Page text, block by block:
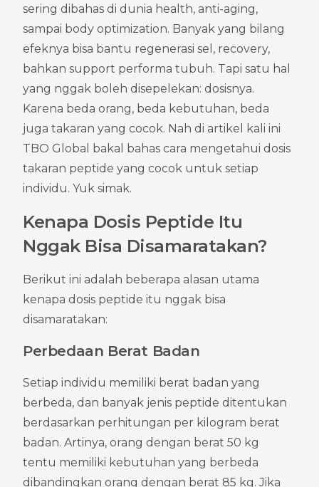
sering dibahas di dunia health, anti-aging,
sampai body optimization. Banyak yang bilang
efeknya bisa bantu regenerasi sel, recovery,
bahkan support performa tubuh. Tapi satu hal
yang nggak boleh disepelekan: dosisnya.
Karena beda orang, beda kebutuhan, beda
juga takaran yang cocok. Nah di artikel kali ini
TBO Global bakal bahas cara mengetahui dosis
takaran peptide yang cocok untuk setiap
individu. Yuk simak.
Kenapa Dosis Peptide Itu
Nggak Bisa Disamaratakan?
Berikut ini adalah beberapa alasan utama
kenapa dosis peptide itu nggak bisa
disamaratakan:
Perbedaan Berat Badan
Setiap individu memiliki berat badan yang
berbeda, dan banyak jenis peptide ditentukan
berdasarkan perhitungan per kilogram berat
badan. Artinya, orang dengan berat 50 kg
tentu memiliki kebutuhan yang berbeda
dibandingkan orang dengan berat 85 kg. Jika